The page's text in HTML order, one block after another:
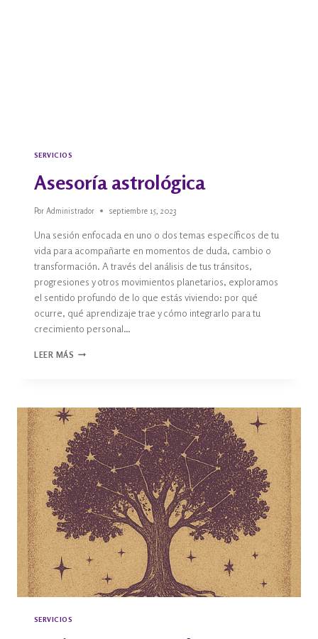
SERVICIOS
Asesoría astrológica
Por Administrador septiembre 15, 2023
Una sesión enfocada en uno o dos temas específicos de tu
vida para acompañarte en momentos de duda, cambio o
transformación. A través del análisis de tus tránsitos,
progresiones y otros movimientos planetarios, exploramos
el sentido profundo de lo que estás viviendo: por qué
ocurre, qué aprendizaje trae y cómo integrarlo para tu
crecimiento personal…
LEER MÁS
SERVICIOS